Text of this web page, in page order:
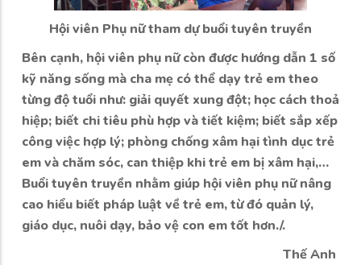
Hội viên Phụ nữ tham dự buổi tuyên truyền
Bên cạnh, hội viên phụ nữ còn được hướng dẫn 1 số
kỹ năng sống mà cha mẹ có thể dạy trẻ em theo
từng độ tuổi như: giải quyết xung đột; học cách thoả
hiệp; biết chi tiêu phù hợp và tiết kiệm; biết sắp xếp
công việc hợp lý; phòng chống xâm hại tình dục trẻ
em và chăm sóc, can thiệp khi trẻ em bị xâm hại,…
Buổi tuyên truyền nhằm giúp hội viên phụ nữ nâng
cao hiểu biết pháp luật về trẻ em, từ đó quản lý,
giáo dục, nuôi dạy, bảo vệ con em tốt hơn./.
Thế Anh